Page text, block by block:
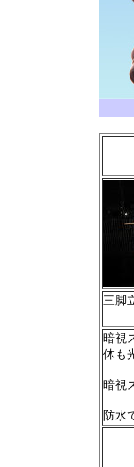
三脚
暗視
体も
暗視
防水